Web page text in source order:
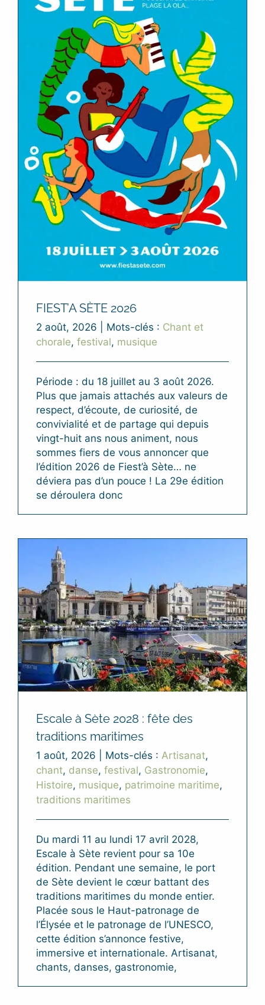
FIEST’A SÈTE 2026
2 août, 2026 Mots-clés : Chant et
chorale, festival, musique
Période : du 18 juillet au 3 août 2026.
Plus que jamais attachés aux valeurs de
respect, d’écoute, de curiosité, de
convivialité et de partage qui depuis
vingt-huit ans nous animent, nous
sommes fiers de vous annoncer que
l’édition 2026 de Fiest’à Sète… ne
déviera pas d’un pouce ! La 29e édition
se déroulera donc
Escale à Sète 2028 : fête des
traditions maritimes
1 août, 2026 Mots-clés : Artisanat,
chant, danse, festival, Gastronomie,
Histoire, musique, patrimoine maritime,
traditions maritimes
Du mardi 11 au lundi 17 avril 2028,
Escale à Sète revient pour sa 10e
édition. Pendant une semaine, le port
de Sète devient le cœur battant des
traditions maritimes du monde entier.
Placée sous le Haut-patronage de
l’Élysée et le patronage de l’UNESCO,
cette édition s’annonce festive,
immersive et internationale. Artisanat,
chants, danses, gastronomie,